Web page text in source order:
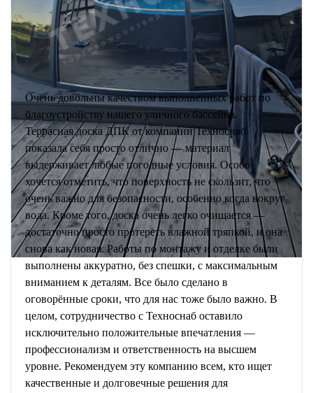
Очень довольны качеством выполненных работ по
благоустройству нашего уличного бассейна.
Террасная доска ДПК от компании Техноснаб
показала себя просто отлично — материал
выдерживает любые погодные условия. Особо
хочется отметить, что поверхность не скользит, что
очень важно для безопасности, особенно когда вокруг
вода. Кроме того, доска очень легко очищается —
достаточно просто протереть влажной тряпкой, и она
снова как новая. Работы по монтажу и отделке были
выполнены аккуратно, без спешки, с максимальным
вниманием к деталям. Все было сделано в
оговорённые сроки, что для нас тоже было важно. В
целом, сотрудничество с Техноснаб оставило
исключительно положительные впечатления —
профессионализм и ответственность на высшем
уровне. Рекомендуем эту компанию всем, кто ищет
качественные и долговечные решения для